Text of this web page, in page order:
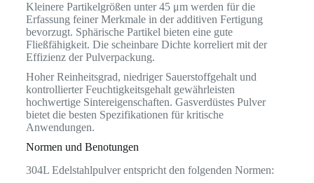
Kleinere Partikelgrößen unter 45 μm werden für die
Erfassung feiner Merkmale in der additiven Fertigung
bevorzugt. Sphärische Partikel bieten eine gute
Fließfähigkeit. Die scheinbare Dichte korreliert mit der
Effizienz der Pulverpackung.
Hoher Reinheitsgrad, niedriger Sauerstoffgehalt und
kontrollierter Feuchtigkeitsgehalt gewährleisten
hochwertige Sintereigenschaften. Gasverdüstes Pulver
bietet die besten Spezifikationen für kritische
Anwendungen.
Normen und Benotungen
304L Edelstahlpulver entspricht den folgenden Normen: